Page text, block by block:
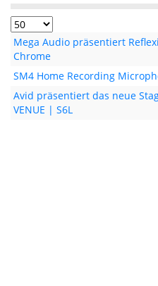
Mega Audio präsentiert
Chrome
SM4 Home Recording
Avid präsentiert das neue
VENUE | S6L